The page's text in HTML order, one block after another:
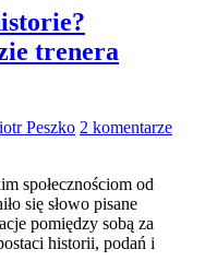
trenera
Peszko 2 komentarze
społecznościom od
się słowo pisane
pomiędzy sobą za
historii, podań i